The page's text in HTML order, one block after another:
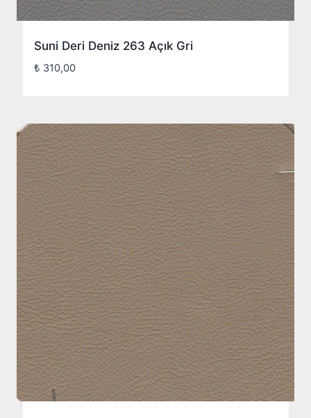
Suni Deri Deniz 263 Açık Gri
₺ 310,00